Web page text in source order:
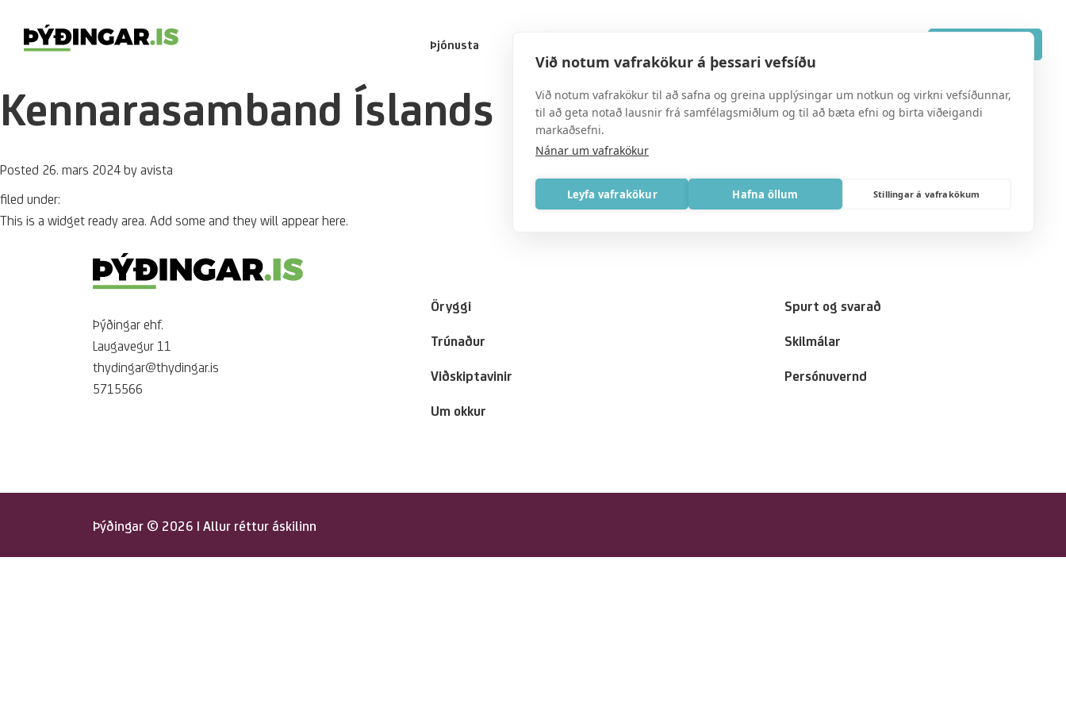
Þjónusta
Kennarasamband Íslands
Posted 26. mars 2024byavista
filed under:
This is a widget ready area. Add some and they will appear here.
Þýðingar ehf.
Laugavegur 11
thydingar@thydingar.is
5715566
Öryggi
Trúnaður
Viðskiptavinir
Um okkur
Spurt og svarað
Skilmálar
Persónuvernd
Þýðingar © 2026 | Allur réttur áskilinn
Við notum vafrakökur á þessari vefsíðu
Við notum vafrakökur til að safna og greina upplýsingar um notkun og virkni vefsíðunnar,
til að geta notað lausnir frá samfélagsmiðlum og til að bæta efni og birta viðeigandi
markaðsefni.
Nánar um vafrakökur
Leyfa vafrakökur Hafna öllum Stillingar á vafrakökum